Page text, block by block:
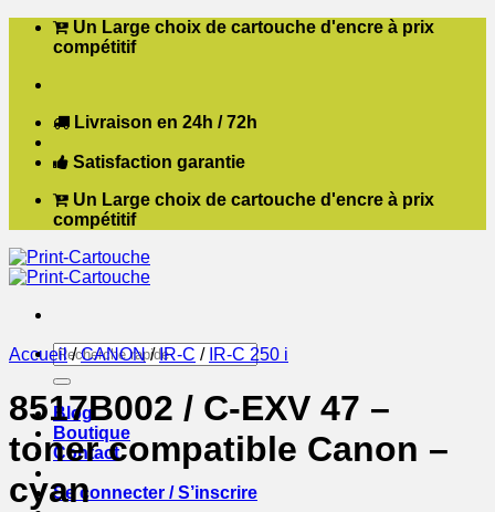
Passer Un Large choix de cartouche d'encre à prix
compétitif
Livraison en 24h / 72h
Satisfaction garantie
Un Large choix de cartouche d'encre à prix
compétitif
Recherche
pour :
Blog
Boutique
Contact
Se connecter / S’inscrire
Accueil / CANON / IR-C / IR-C 250 i
8517B002 / C-EXV 47 –
toner compatible Canon –
cyan